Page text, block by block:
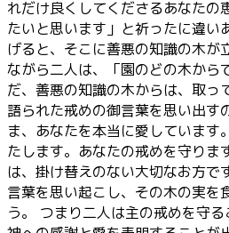
れだけ良くしてくださるあなたの
たいと思います」と祈ったに違い
げると、そこに善悪の知識の木が
ながら二人は、「園のどの木から
だ、善悪の知識の木からは、取っ
語られた戒めの御言葉を思い出す
ま、あなたを本当に愛しています
たします。あなたの戒めを守りま
は、掛け替えのない大切なお方で
言葉を思い起こし、その木の実を
う。 つまり二人は主の戒めを守